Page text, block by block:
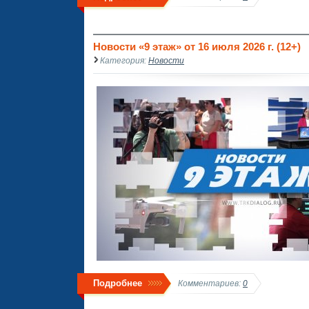
Новости «9 этаж» от 16 июля 2026 г. (12+)
Категория: Новости
Подробнее Комментариев: 0